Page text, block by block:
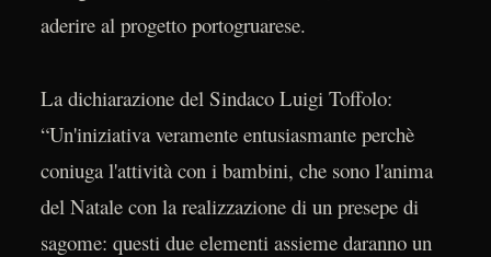
aderire al progetto portogruarese.
La dichiarazione del Sindaco Luigi Toffolo:
“Un'iniziativa veramente entusiasmante perchè
coniuga l'attività con i bambini, che sono l'anima
del Natale con la realizzazione di un presepe di
sagome: questi due elementi assieme daranno un